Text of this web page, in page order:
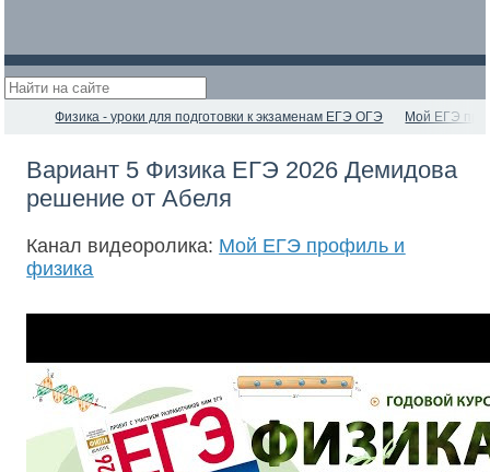
Физика - уроки для подготовки к экзаменам ЕГЭ ОГЭ Мой ЕГЭ
Вариант 5 Физика ЕГЭ 2026 Демидова
решение от Абеля
Канал видеоролика: Мой ЕГЭ профиль и
физика